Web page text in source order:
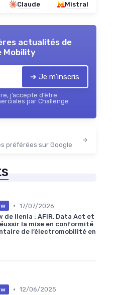
Claude Mistral
actualités de
Mobility
➔ Je m'inscris
j’accepte d’être
par Challenge
préférées sur Google
• 17/07/2026
de Ilenia : AFIR, Data Act et
la mise en conformité
de l’électromobilité en
• 12/06/2025